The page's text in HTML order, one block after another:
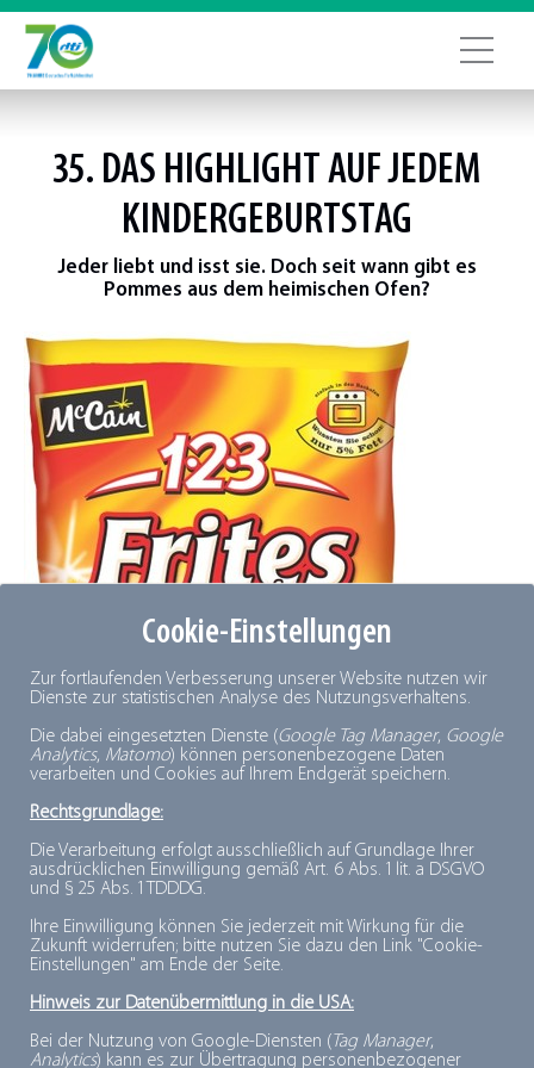
Cookie-Einstellungen
Zur fortlaufenden Verbesserung unserer Website nutzen wir
Dienste zur statistischen Analyse des Nutzungsverhaltens.
Die dabei eingesetzten Dienste (Google Tag Manager, Google
Analytics, Matomo) können personenbezogene Daten
verarbeiten und Cookies auf Ihrem Endgerät speichern.
Rechtsgrundlage:
Die Verarbeitung erfolgt ausschließlich auf Grundlage Ihrer
ausdrücklichen Einwilligung gemäß Art. 6 Abs. 1 lit. a DSGVO
und § 25 Abs. 1 TDDDG.
Ihre Einwilligung können Sie jederzeit mit Wirkung für die
Zukunft widerrufen; bitte nutzen Sie dazu den Link "Cookie-
Einstellungen" am Ende der Seite.
Hinweis zur Datenübermittlung in die USA:
Bei der Nutzung von Google-Diensten (Tag Manager,
Analytics) kann es zur Übertragung personenbezogener
35. DAS HIGHLIGHT AUF JEDEM
KINDERGEBURTSTAG
Jeder liebt und isst sie. Doch seit wann gibt es
Pommes aus dem heimischen Ofen?
Im Jahr 1979 kamen die ersten TK-Pommes in
Deutschland auf den Markt.
Die „1-2-3 Frites“ von McCain.
Das revolutionäre war damals die besondere
Eigenschaft der McCain-Pommes: Die Frites konnte